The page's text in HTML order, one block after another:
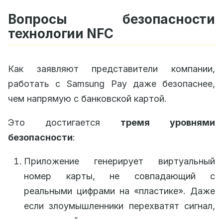
Вопросы безопасности
технологии NFC
Как заявляют представители компании,
работать с Samsung Pay даже безопаснее,
чем напрямую с банковской картой.
Это достигается тремя уровнями
безопасности:
Приложение генерирует виртуальный
номер карты, не совпадающий с
реальными цифрами на «пластике». Даже
если злоумышленники перехватят сигнал,